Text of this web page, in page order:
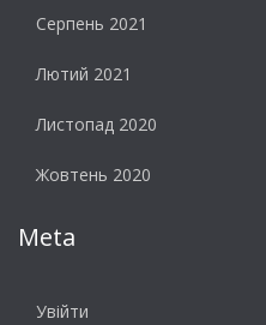
Серпень 2021
Лютий 2021
Листопад 2020
Жовтень 2020
Meta
Увійти